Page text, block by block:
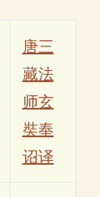
唐三
藏法
师玄
奘奉
诏译